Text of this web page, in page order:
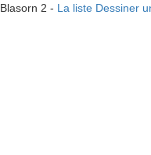
Blasorn 2 - La liste Dessiner